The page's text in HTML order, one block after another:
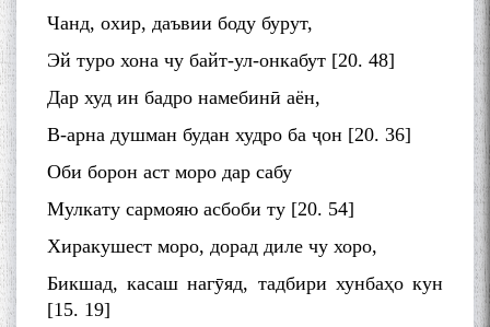
Чанд, охир, даъвии боду бурут,
Эй туро хона чу байт-ул-онкабут [20. 48]
Дар худ ин бадро намебинӣ аён,
В-арна душман будан худро ба ҷон [20. 36]
Оби борон аст моро дар сабу
Мулкату сармояю асбоби ту [20. 54]
Хиракушест моро, дорад диле чу хоро,
Бикшад, касаш нагӯяд, тадбири хунбаҳо кун
[15. 19]